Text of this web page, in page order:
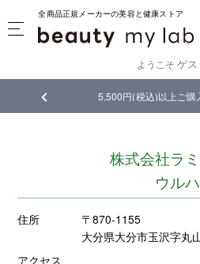
全商品正規メーカーの美容と健康ストア
ようこそ ゲス
5,500円(税込)以上ご購
株式会社ラ
ウルハ
住所
〒870-1155
大分県大分市玉沢字丸
アクセス